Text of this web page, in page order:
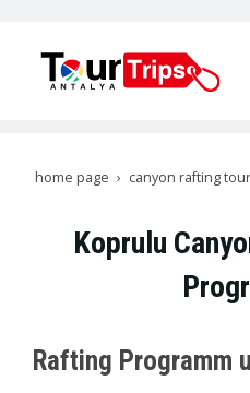
home page canyon rafting
Koprulu
Rafting Programm